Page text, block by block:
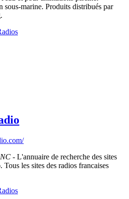
sous-marine. Produits distribués par
NC - L'annuaire de recherche des sites
les sites des radios francaises